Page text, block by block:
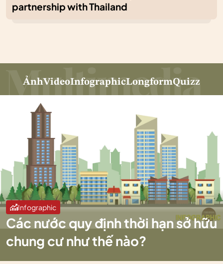
partnership with Thailand
ẢnhVideoInfographicLongformQuizz
Infographic
Các nước quy định thời hạn sở hữu
chung cư như thế nào?